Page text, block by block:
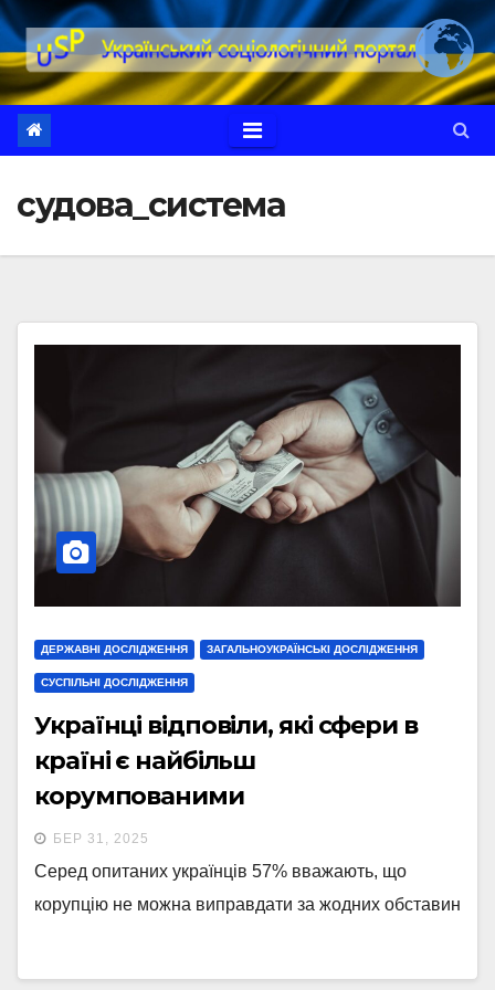
Перейти
до
вмісту
судова_система
ДЕРЖАВНІ ДОСЛІДЖЕННЯ ЗАГАЛЬНОУКРАЇНСЬКІ ДОСЛІДЖЕННЯ
СУСПІЛЬНІ ДОСЛІДЖЕННЯ
Українці відповіли, які сфери в
країні є найбільш
корумпованими
БЕР 31, 2025
Серед опитаних українців 57% вважають, що
корупцію не можна виправдати за жодних обставин